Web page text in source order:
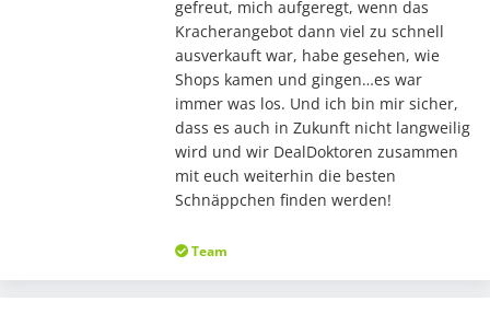
gefreut, mich aufgeregt, wenn das
Kracherangebot dann viel zu schnell
ausverkauft war, habe gesehen, wie
Shops kamen und gingen…es war
immer was los. Und ich bin mir sicher,
dass es auch in Zukunft nicht langweilig
wird und wir DealDoktoren zusammen
mit euch weiterhin die besten
Schnäppchen finden werden!
Team